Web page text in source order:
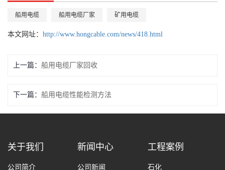
船用电缆 船用电缆厂家 矿用电缆
本文网址： http://www.hongcable.com/news/418.html
上一篇： 船用电缆厂家回收
下一篇： 船用电缆性能检测方法
关于我们
公司简介
新闻中心
公司新闻
工程案例
石化